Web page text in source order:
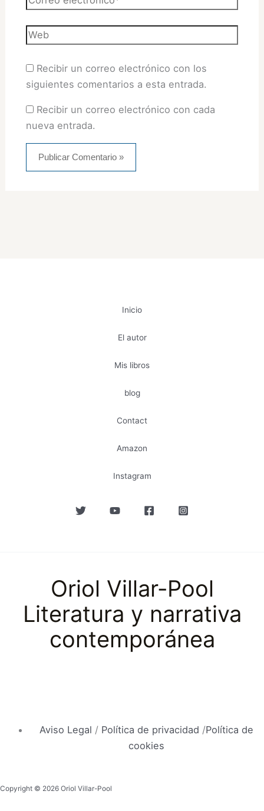
electrónico*
Web
Recibir un correo electrónico con los
siguientes comentarios a esta entrada.
Recibir un correo electrónico con cada
nueva entrada.
Inicio
El autor
Mis libros
blog
Contact
Amazon
Instagram
Oriol Villar-Pool
Literatura y narrativa
contemporánea
Aviso Legal / Política de privacidad /Política de
cookies
Copyright © 2026 Oriol Villar-Pool